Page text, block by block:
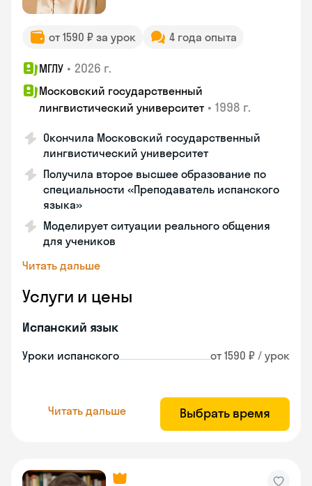
от 1590 ₽ за урок 4 года опыта
МГЛУ • 2026 г.
Московский государственный
лингвистический университет • 1998 г.
Окончила Московский государственный
лингвистический университет
Получила второе высшее образование по
специальности «Преподаватель испанского
языка»
Моделирует ситуации реального общения
для учеников
Читать дальше
Услуги и цены
Испанский язык
Уроки испанского от 1590 ₽ / урок
Читать дальше Выбрать время